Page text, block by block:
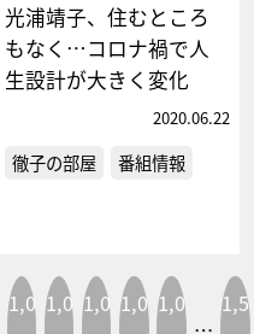
光浦靖子、住むところ
もなく…コロナ禍で人
生設計が大きく変化
2020.06.22
徹子の部屋 番組情報
1,0 1,0 1,0 1,0 1,0
1,5